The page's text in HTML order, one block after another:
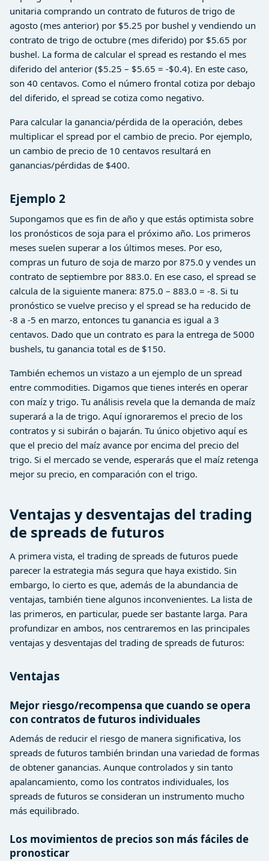
unitaria comprando un contrato de futuros de trigo de
agosto (mes anterior) por $5.25 por bushel y vendiendo un
contrato de trigo de octubre (mes diferido) por $5.65 por
bushel. La forma de calcular el spread es restando el mes
diferido del anterior ($5.25 – $5.65 = -$0.4). En este caso,
son 40 centavos. Como el número frontal cotiza por debajo
del diferido, el spread se cotiza como negativo.
Para calcular la ganancia/pérdida de la operación, debes
multiplicar el spread por el cambio de precio. Por ejemplo,
un cambio de precio de 10 centavos resultará en
ganancias/pérdidas de $400.
Ejemplo 2
Supongamos que es fin de año y que estás optimista sobre
los pronósticos de soja para el próximo año. Los primeros
meses suelen superar a los últimos meses. Por eso,
compras un futuro de soja de marzo por 875.0 y vendes un
contrato de septiembre por 883.0. En ese caso, el spread se
calcula de la siguiente manera: 875.0 – 883.0 = -8. Si tu
pronóstico se vuelve preciso y el spread se ha reducido de
-8 a -5 en marzo, entonces tu ganancia es igual a 3
centavos. Dado que un contrato es para la entrega de 5000
bushels, tu ganancia total es de $150.
También echemos un vistazo a un ejemplo de un spread
entre commodities. Digamos que tienes interés en operar
con maíz y trigo. Tu análisis revela que la demanda de maíz
superará a la de trigo. Aquí ignoraremos el precio de los
contratos y si subirán o bajarán. Tu único objetivo aquí es
que el precio del maíz avance por encima del precio del
trigo. Si el mercado se vende, esperarás que el maíz retenga
mejor su precio, en comparación con el trigo.
Ventajas y desventajas del trading
de spreads de futuros
A primera vista, el trading de spreads de futuros puede
parecer la estrategia más segura que haya existido. Sin
embargo, lo cierto es que, además de la abundancia de
ventajas, también tiene algunos inconvenientes. La lista de
las primeros, en particular, puede ser bastante larga. Para
profundizar en ambos, nos centraremos en las principales
ventajas y desventajas del trading de spreads de futuros:
Ventajas
Mejor riesgo/recompensa que cuando se opera
con contratos de futuros individuales
Además de reducir el riesgo de manera significativa, los
spreads de futuros también brindan una variedad de formas
de obtener ganancias. Aunque controlados y sin tanto
apalancamiento, como los contratos individuales, los
spreads de futuros se consideran un instrumento mucho
más equilibrado.
Los movimientos de precios son más fáciles de
pronosticar